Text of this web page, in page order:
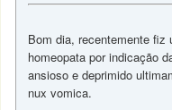
Bom dia, recentemente
homeopata por indicação
ansioso e deprimido
nux vomica.